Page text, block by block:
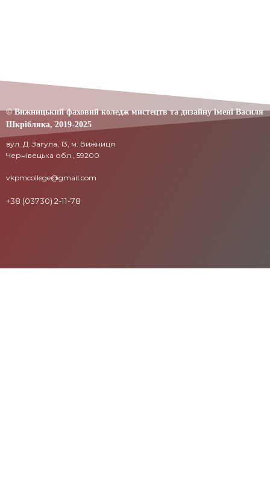
© Вижницький фаховий коледж мистецтв та дизайну імені Василя
Шкрібляка, 2019-2025
вул. Д. Загула, 13, м. Вижниця
Чернівецька обл., 59200
vkpmcollege@gmail.com
+38 (03730) 2-11-78